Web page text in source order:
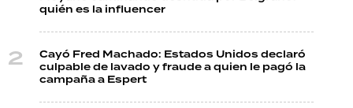
quién es la influencer
Cayó Fred Machado: Estados Unidos declaró
culpable de lavado y fraude a quien le pagó la
campaña a Espert